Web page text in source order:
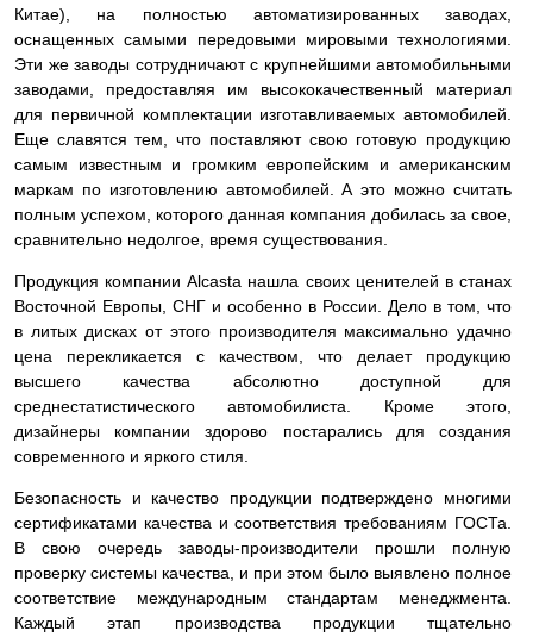
Китае), на полностью автоматизированных заводах,
оснащенных самыми передовыми мировыми технологиями.
Эти же заводы сотрудничают с крупнейшими автомобильными
заводами, предоставляя им высококачественный материал
для первичной комплектации изготавливаемых автомобилей.
Еще славятся тем, что поставляют свою готовую продукцию
самым известным и громким европейским и американским
маркам по изготовлению автомобилей. А это можно считать
полным успехом, которого данная компания добилась за свое,
сравнительно недолгое, время существования.
Продукция компании Alcasta нашла своих ценителей в станах
Восточной Европы, СНГ и особенно в России. Дело в том, что
в литых дисках от этого производителя максимально удачно
цена перекликается с качеством, что делает продукцию
высшего качества абсолютно доступной для
среднестатистического автомобилиста. Кроме этого,
дизайнеры компании здорово постарались для создания
современного и яркого стиля.
Безопасность и качество продукции подтверждено многими
сертификатами качества и соответствия требованиям ГОСТа.
В свою очередь заводы-производители прошли полную
проверку системы качества, и при этом было выявлено полное
соответствие международным стандартам менеджмента.
Каждый этап производства продукции тщательно